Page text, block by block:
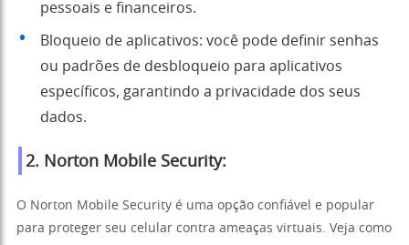
pessoais e financeiros.
Bloqueio de aplicativos: você pode definir senhas
ou padrões de desbloqueio para aplicativos
específicos, garantindo a privacidade dos seus
dados.
2. Norton Mobile Security:
O Norton Mobile Security é uma opção confiável e popular
para proteger seu celular contra ameaças virtuais. Veja como